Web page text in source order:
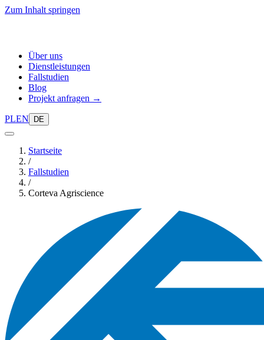
Zum Inhalt springen
Über uns
Dienstleistungen
Fallstudien
Blog
Projekt anfragen →
PLEN DE
Startseite
/
Fallstudien
/
Corteva Agriscience